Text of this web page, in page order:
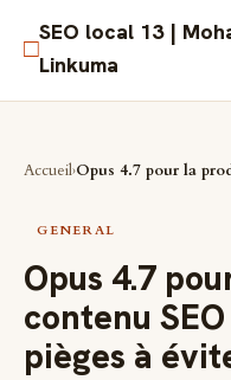
□
SEO local 13 |
Linkuma
Accueil
GENERAL
Opus 4.7
contenu
pièges à